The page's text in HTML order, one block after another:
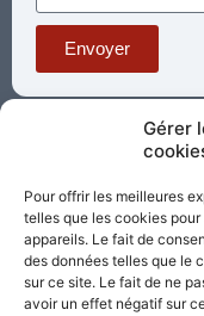
Gérer
Pour offrir les meilleures
telles que les cookies
appareils. Le fait de
des données telles que le
sur ce site. Le fait de ne
avoir un effet négatif sur
Envoyer
Téléphone : 03
Paray TV